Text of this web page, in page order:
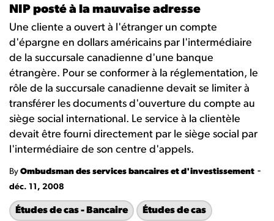
NIP posté à la mauvaise adresse
Une cliente a ouvert à l'étranger un compte
d'épargne en dollars américains par l'intermédiaire
de la succursale canadienne d'une banque
étrangère. Pour se conformer à la réglementation, le
rôle de la succursale canadienne devait se limiter à
transférer les documents d'ouverture du compte au
siège social international. Le service à la clientèle
devait être fourni directement par le siège social par
l'intermédiaire de son centre d'appels.
By Ombudsman des services bancaires et d'investissement -
déc. 11, 2008
Études de cas - Bancaire Études de cas